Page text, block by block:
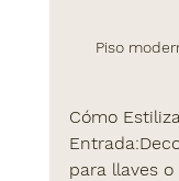
Piso
Cómo
Entrada
para llaves